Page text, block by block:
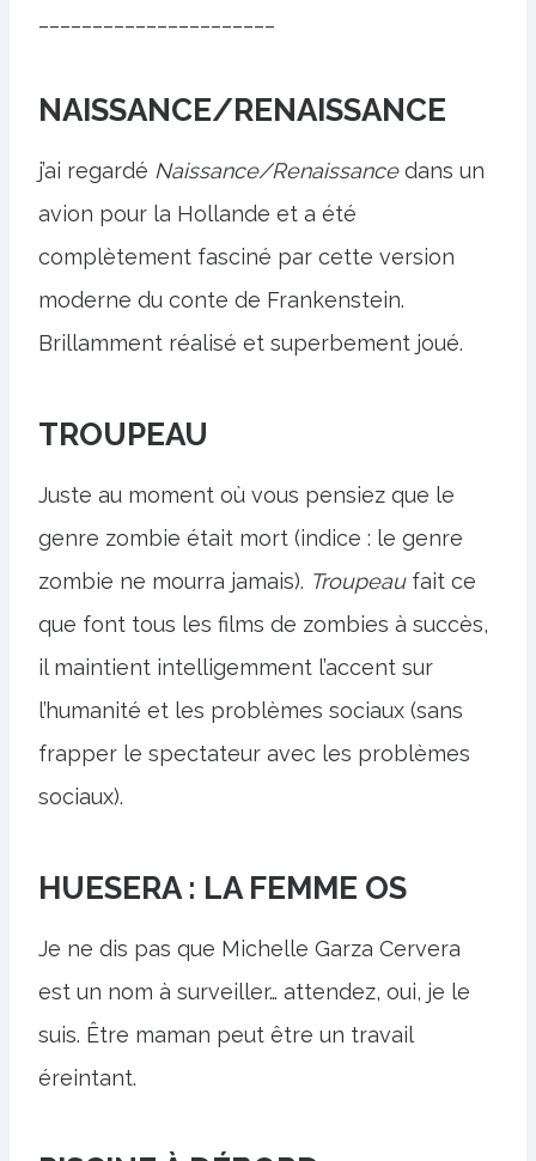
NAISSANCE/RENAISSANCE
j’ai regardé Naissance/Renaissancedans un
avion pour la Hollande et a été
complètement fasciné par cette version
moderne du conte de Frankenstein.
Brillamment réalisé et superbement joué.
TROUPEAU
Juste au moment où vous pensiez que le
genre zombie était mort (indice : le genre
zombie ne mourra jamais). Troupeaufait ce
que font tous les films de zombies à succès,
il maintient intelligemment l’accent sur
l’humanité et les problèmes sociaux (sans
frapper le spectateur avec les problèmes
sociaux).
HUESERA : LA FEMME OS
Je ne dis pas que Michelle Garza Cervera
est un nom à surveiller… attendez, oui, je le
suis. Être maman peut être un travail
éreintant.